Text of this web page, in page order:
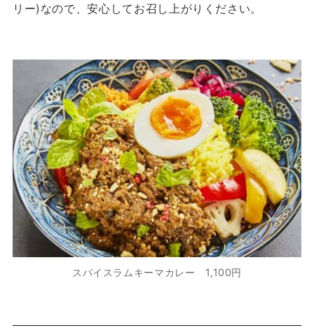
リー)なので、安心してお召し上がりください。
スパイスラムキーマカレー 1,100円